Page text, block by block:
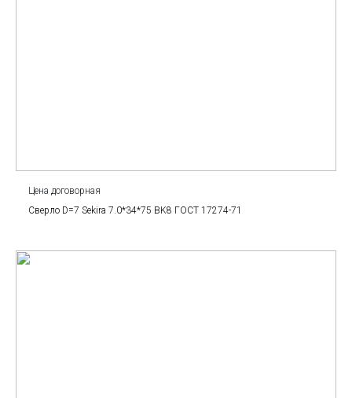
Цена договорная
Сверло D=7 Sekira 7.0*34*75 BK8 ГОСТ 17274-71